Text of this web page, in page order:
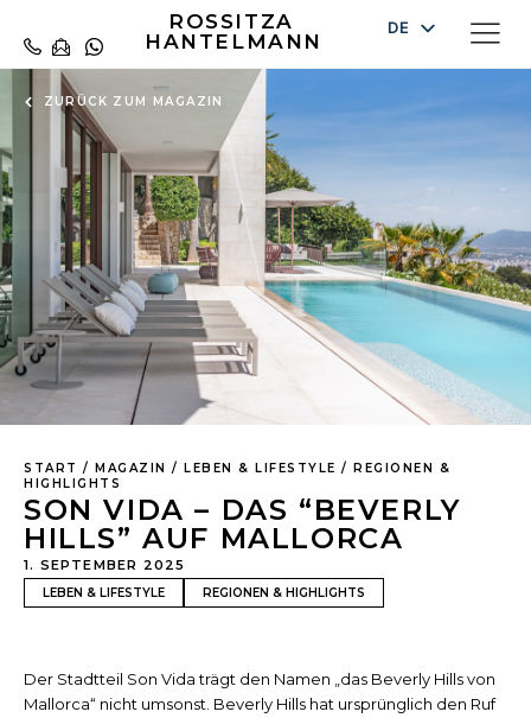
ROSSITZA
HANTELMANN
DE
EN
ZURÜCK ZUM MAGAZIN
START / MAGAZIN / LEBEN & LIFESTYLE / REGIONEN &
HIGHLIGHTS
SON VIDA – DAS “BEVERLY
HILLS” AUF MALLORCA
1. SEPTEMBER 2025
LEBEN & LIFESTYLE REGIONEN & HIGHLIGHTS
Der Stadtteil Son Vida trägt den Namen „das Beverly Hills von
Mallorca“ nicht umsonst. Beverly Hills hat ursprünglich den Ruf